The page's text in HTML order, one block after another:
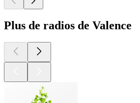
Plus de radios de Valence